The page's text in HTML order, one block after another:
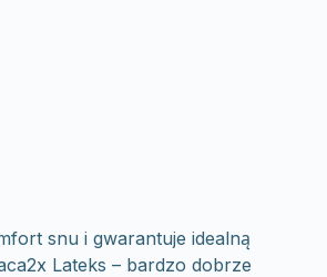
snu i gwarantuje idealną
Lateks – bardzo dobrze